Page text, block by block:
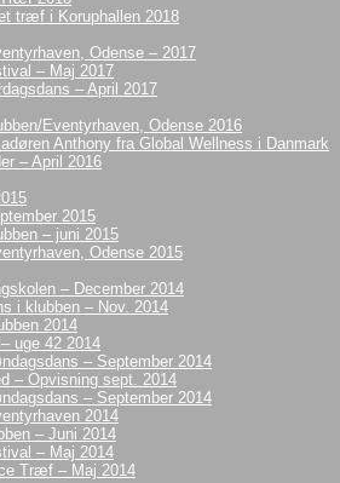
træf i Koruphallen 2018
Odense – 2017
– Maj 2017
– April 2017
Eventyrhaven, Odense 2016
Anthony fra Global Wellness i Danmark
– April 2016
2015
– juni 2015
Odense 2015
– December 2014
i klubben – Nov. 2014
2014
uge 42 2014
– September 2014
– Opvisning sept. 2014
– September 2014
2014
– Juni 2014
– Maj 2014
Træf – Maj 2014